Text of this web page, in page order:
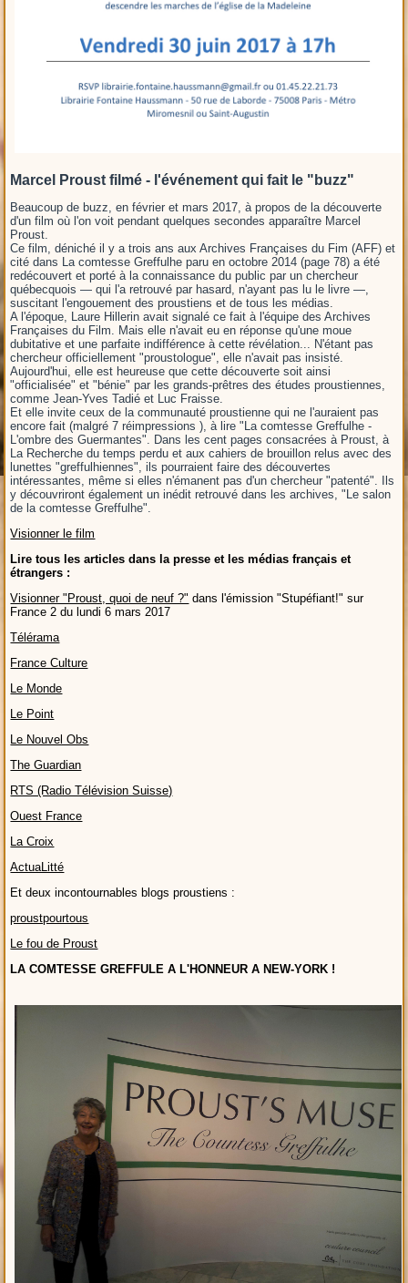
Marcel Proust filmé - l'événement qui fait le "buzz"
Beaucoup de buzz, en février et mars 2017, à propos de la découverte
d'un film où l'on voit pendant quelques secondes apparaître Marcel
Proust.
Ce film, déniché il y a trois ans aux Archives Françaises du Fim (AFF) et
cité dans La comtesse Greffulhe paru en octobre 2014 (page 78) a été
redécouvert et porté à la connaissance du public par un chercheur
québecquois — qui l'a retrouvé par hasard, n'ayant pas lu le livre —,
suscitant l'engouement des proustiens et de tous les médias.
A l'époque, Laure Hillerin avait signalé ce fait à l'équipe des Archives
Françaises du Film. Mais elle n'avait eu en réponse qu'une moue
dubitative et une parfaite indifférence à cette révélation... N'étant pas
chercheur officiellement "proustologue", elle n'avait pas insisté.
Aujourd'hui, elle est heureuse que cette découverte soit ainsi
"officialisée" et "bénie" par les grands-prêtres des études proustiennes,
comme Jean-Yves Tadié et Luc Fraisse.
Et elle invite ceux de la communauté proustienne qui ne l'auraient pas
encore fait (malgré 7 réimpressions ), à lire "La comtesse Greffulhe -
L'ombre des Guermantes". Dans les cent pages consacrées à Proust, à
La Recherche du temps perdu et aux cahiers de brouillon relus avec des
lunettes "greffulhiennes", ils pourraient faire des découvertes
intéressantes, même si elles n'émanent pas d'un chercheur "patenté". Ils
y découvriront également un inédit retrouvé dans les archives, "Le salon
de la comtesse Greffulhe".
Visionner le film
Lire tous les articles dans la presse et les médias français et
étrangers :
Visionner "Proust, quoi de neuf ?" dans l'émission "Stupéfiant!" sur
France 2 du lundi 6 mars 2017
Télérama
France Culture
Le Monde
Le Point
Le Nouvel Obs
The Guardian
RTS (Radio Télévision Suisse)
Ouest France
La Croix
ActuaLitté
Et deux incontournables blogs proustiens :
proustpourtous
Le fou de Proust
LA COMTESSE GREFFULE A L'HONNEUR A NEW-YORK !